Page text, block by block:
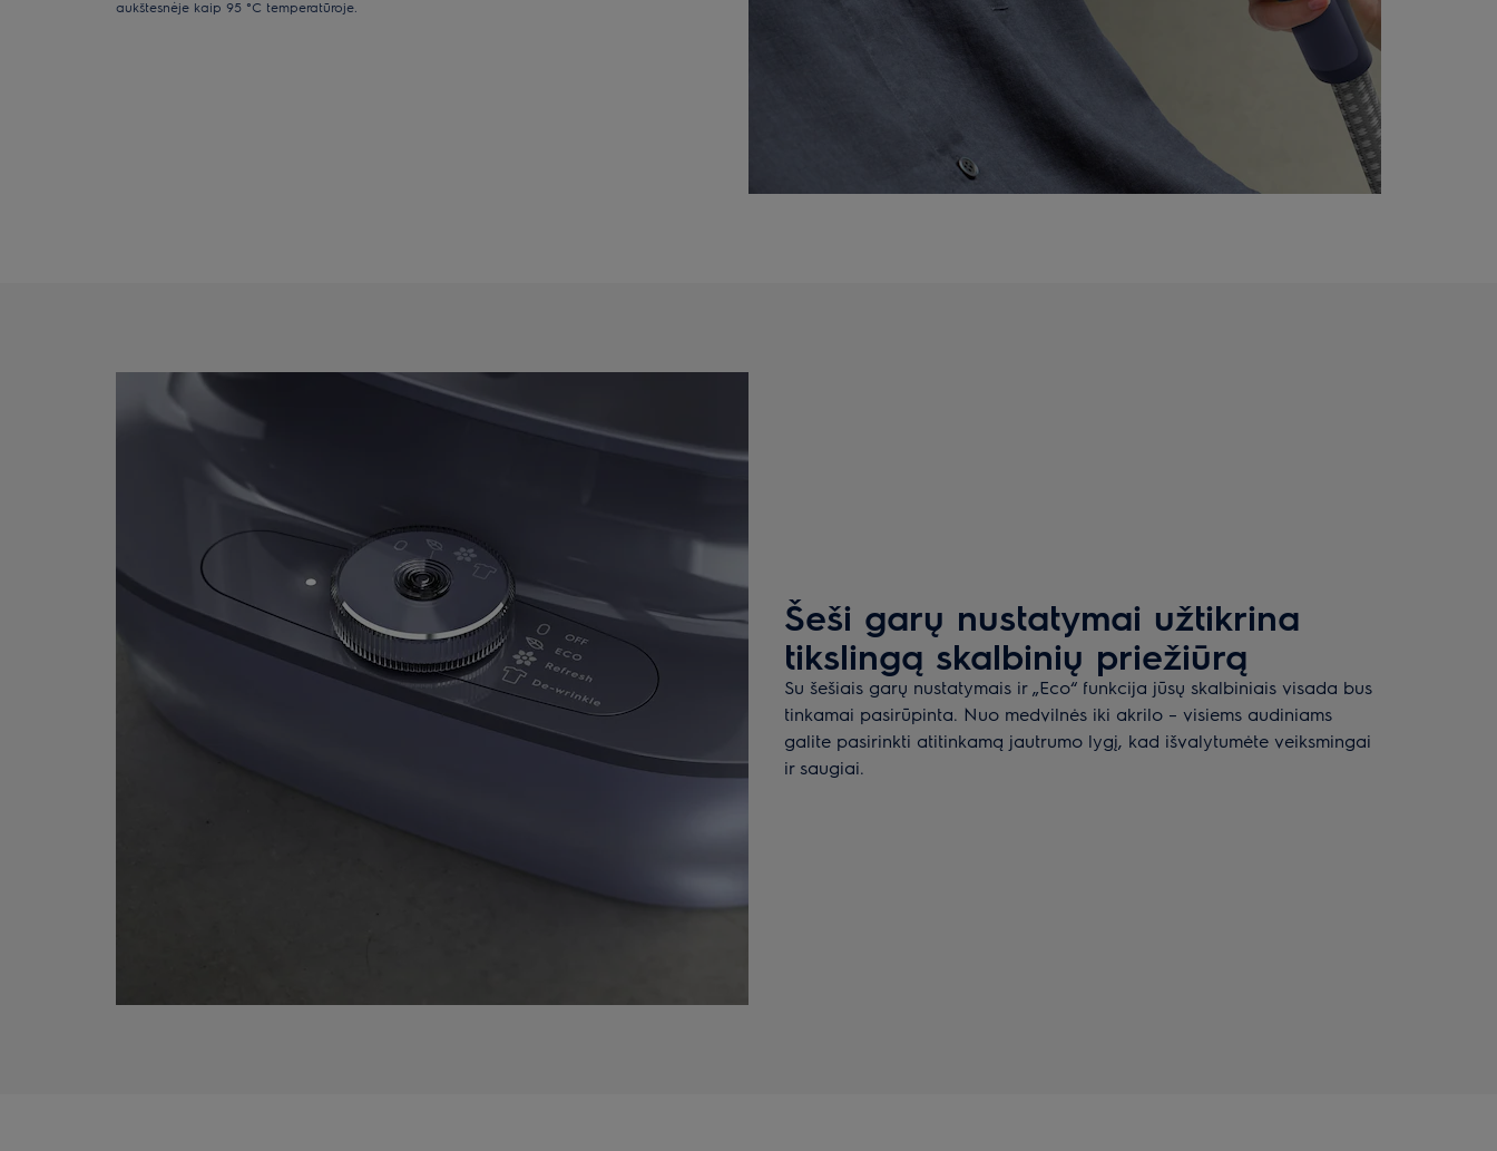
aukštesnėje kaip 95 °C temperatūroje.
Šeši garų nustatymai užtikrina
tikslingą skalbinių priežiūrą
Su šešiais garų nustatymais ir „Eco“ funkcija jūsų skalbiniais visada bus
tinkamai pasirūpinta. Nuo medvilnės iki akrilo – visiems audiniams
galite pasirinkti atitinkamą jautrumo lygį, kad išvalytumėte veiksmingai
ir saugiai.